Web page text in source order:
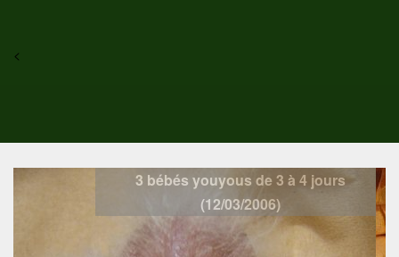
<
3 bébés youyous de 3 à 4 jours
(12/03/2006)